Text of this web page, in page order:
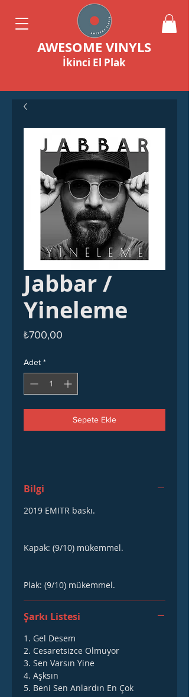
AWESOME VINYLS
İkinci El Plak
Jabbar /
Yineleme
₺700,00
Adet *
Sepete Ekle
Bilgi
2019 EMITR baskı.
Kapak: (9/10) mükemmel.
Plak: (9/10) mükemmel.
Şarkı Listesi
1. Gel Desem
2. Cesaretsizce Olmuyor
3. Sen Varsın Yine
4. Aşksın
5. Beni Sen Anlardın En Çok